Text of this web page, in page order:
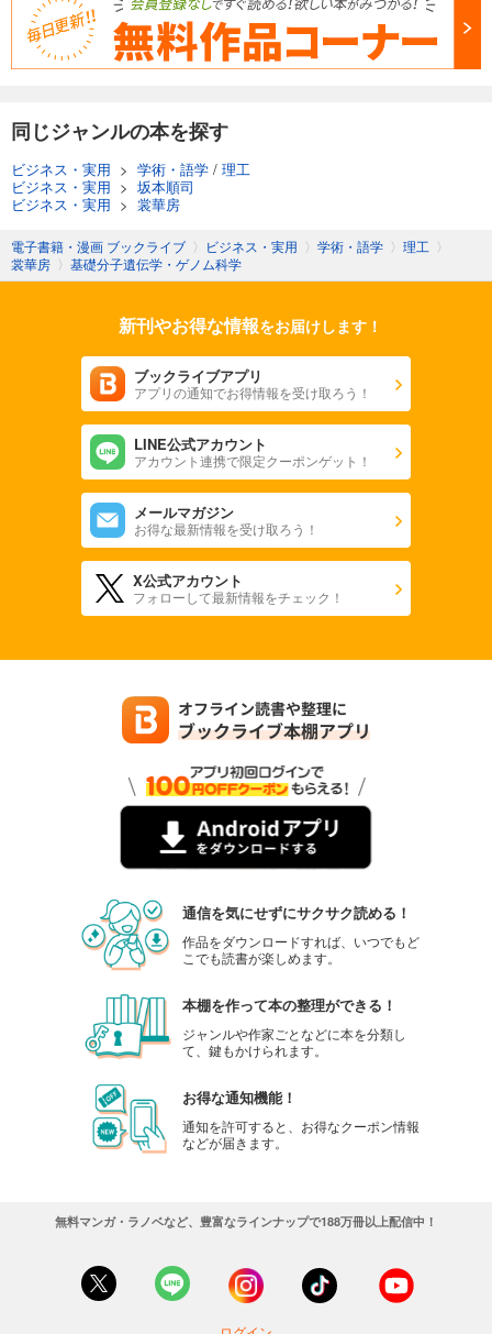
同じジャンルの本を探す
ビジネス・実用 > 学術・語学 / 理工
ビジネス・実用 > 坂本順司
ビジネス・実用 > 裳華房
電子書籍・漫画 ブックライブ 〉 ビジネス・実用 〉 学術・語学 〉 理工 〉
裳華房 〉 基礎分子遺伝学・ゲノム科学
新刊やお得な情報をお届けします！
ブックライブアプリ
アプリの通知でお得情報を受け取ろう！
LINE公式アカウント
アカウント連携で限定クーポンゲット！
メールマガジン
お得な最新情報を受け取ろう！
X公式アカウント
フォローして最新情報をチェック！
通信を気にせずにサクサク読める！
作品をダウンロードすれば、いつでもど
こでも読書が楽しめます。
本棚を作って本の整理ができる！
ジャンルや作家ごとなどに本を分類し
て、鍵もかけられます。
お得な通知機能！
通知を許可すると、お得なクーポン情報
などが届きます。
無料マンガ・ラノベなど、豊富なラインナップで188万冊以上配信中！